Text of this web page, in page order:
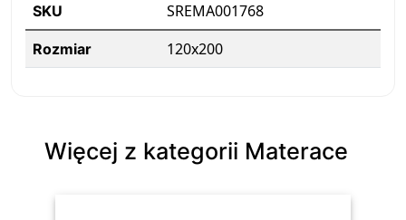
SKU SREMA001768
Rozmiar 120x200
Więcej z kategorii Materace